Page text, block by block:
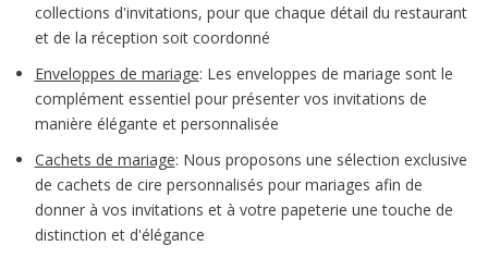
collections d'invitations, pour que chaque détail du restaurant
et de la réception soit coordonné
Enveloppes de mariage: Les enveloppes de mariage sont le
complément essentiel pour présenter vos invitations de
manière élégante et personnalisée
Cachets de mariage: Nous proposons une sélection exclusive
de cachets de cire personnalisés pour mariages afin de
donner à vos invitations et à votre papeterie une touche de
distinction et d'élégance